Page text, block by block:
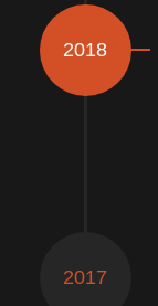
2018
2017